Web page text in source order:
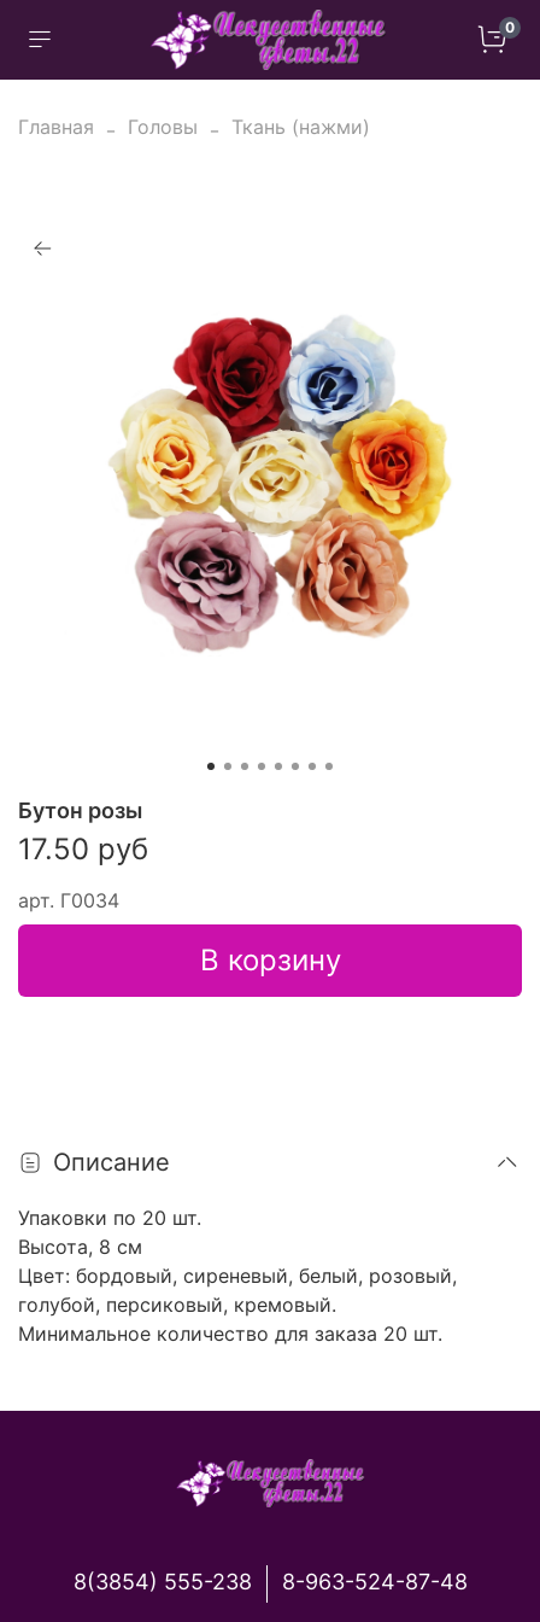
0
Главная Головы Ткань (нажми)
арт. Г0034
Бутон розы
17.50 руб
В корзину
Описание
Упаковки по 20 шт.
Высота, 8 см
Цвет: бордовый, сиреневый, белый, розовый,
голубой, персиковый, кремовый.
Минимальное количество для заказа 20 шт.
8(3854) 555-238 8-963-524-87-48